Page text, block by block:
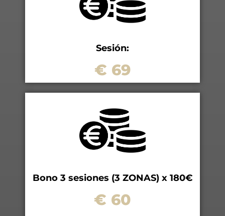
Sesión:
€ 69
Bono 3 sesiones (3 ZONAS) x 180€
€ 60